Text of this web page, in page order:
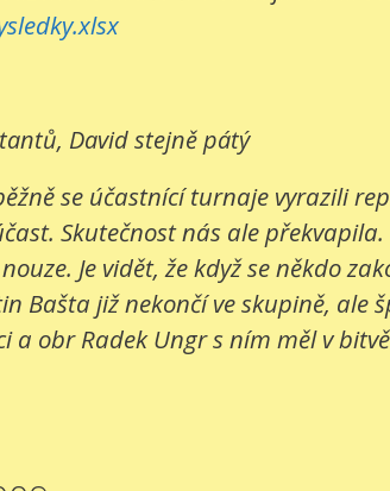
David stejně pátý
se účastnící turnaje vyrazili
Skutečnost nás ale
Je vidět, že když se někdo
Bašta již nekončí ve skupině, ale
a obr Radek Ungr s ním měl v